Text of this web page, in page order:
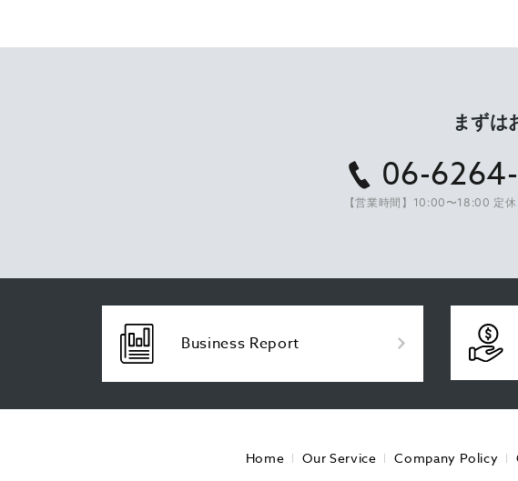
まずは
06-
【営業時間】10:00〜18:00 定
Business Report
Home Our Service Company Policy